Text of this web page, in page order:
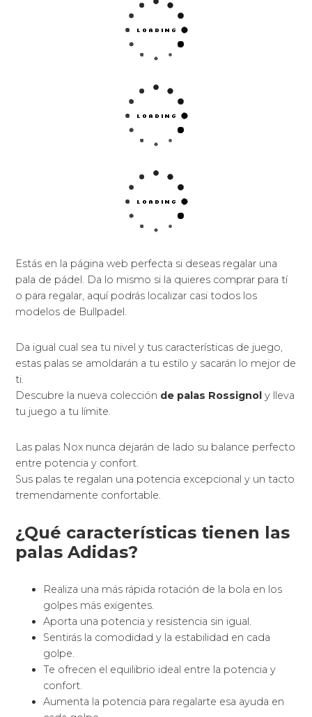
Estás en la página web perfecta si deseas regalar una
pala de pádel. Da lo mismo si la quieres comprar para tí
o para regalar, aquí podrás localizar casi todos los
modelos de Bullpadel.
Da igual cual sea tu nivel y tus características de juego,
estas palas se amoldarán a tu estilo y sacarán lo mejor de
ti.
Descubre la nueva colección de palas Rossignol y lleva
tu juego a tu límite.
Las palas Nox nunca dejarán de lado su balance perfecto
entre potencia y confort.
Sus palas te regalan una potencia excepcional y un tacto
tremendamente confortable.
¿Qué características tienen las
palas Adidas?
Realiza una más rápida rotación de la bola en los
golpes más exigentes.
Aporta una potencia y resistencia sin igual.
Sentirás la comodidad y la estabilidad en cada
golpe.
Te ofrecen el equilibrio ideal entre la potencia y
confort.
Aumenta la potencia para regalarte esa ayuda en